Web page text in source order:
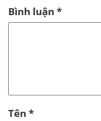
Bình luận*
Tên*